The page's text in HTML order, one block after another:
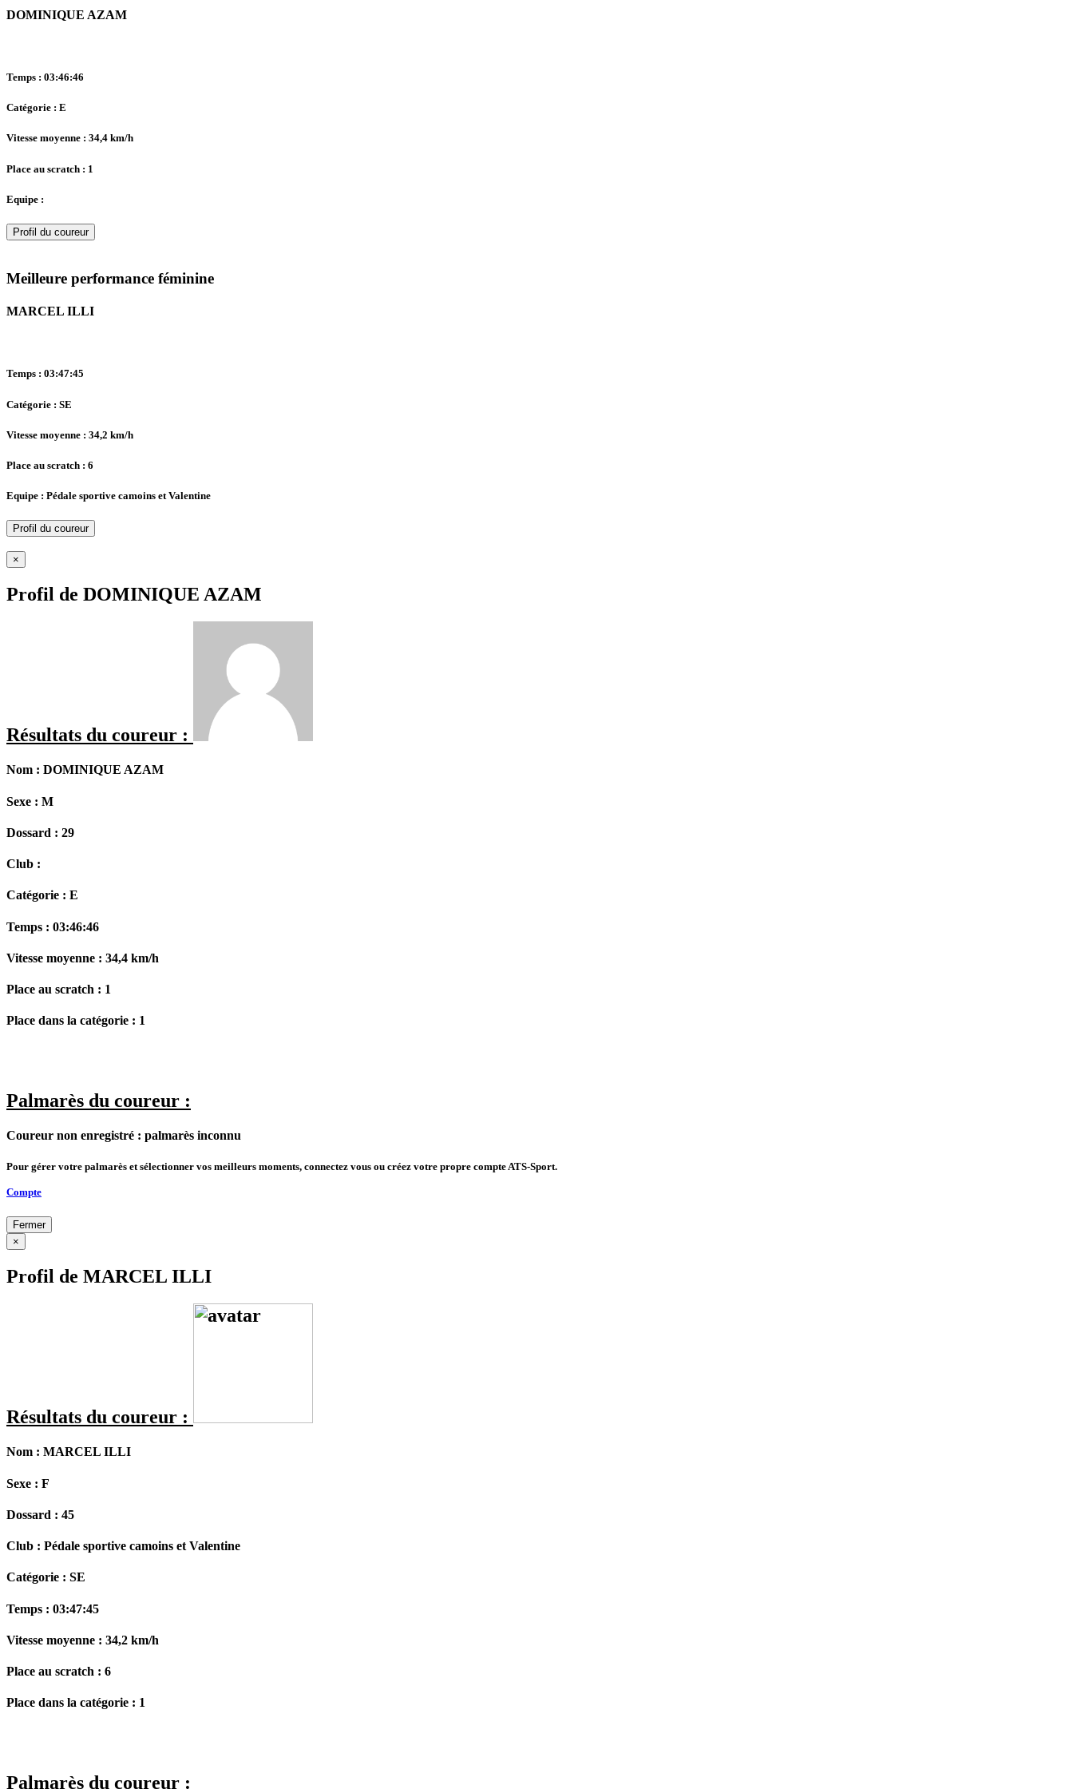
DOMINIQUE AZAM
Temps : 03:46:46
Catégorie : E
Vitesse moyenne : 34,4 km/h
Place au scratch : 1
Equipe :
Profil du coureur
Meilleure performance féminine
MARCEL ILLI
Temps : 03:47:45
Catégorie : SE
Vitesse moyenne : 34,2 km/h
Place au scratch : 6
Equipe : Pédale sportive camoins et Valentine
Profil du coureur
×
Profil de DOMINIQUE AZAM
Résultats du coureur :
Nom : DOMINIQUE AZAM
Sexe : M
Dossard : 29
Club :
Catégorie : E
Temps : 03:46:46
Vitesse moyenne : 34,4 km/h
Place au scratch : 1
Place dans la catégorie : 1
Palmarès du coureur :
Coureur non enregistré : palmarès inconnu
Pour gérer votre palmarès et sélectionner vos meilleurs moments, connectez vous ou créez votre propre compte ATS-Sport.
Compte
Fermer
×
Profil de MARCEL ILLI
Résultats du coureur :
Nom : MARCEL ILLI
Sexe : F
Dossard : 45
Club : Pédale sportive camoins et Valentine
Catégorie : SE
Temps : 03:47:45
Vitesse moyenne : 34,2 km/h
Place au scratch : 6
Place dans la catégorie : 1
Palmarès du coureur :